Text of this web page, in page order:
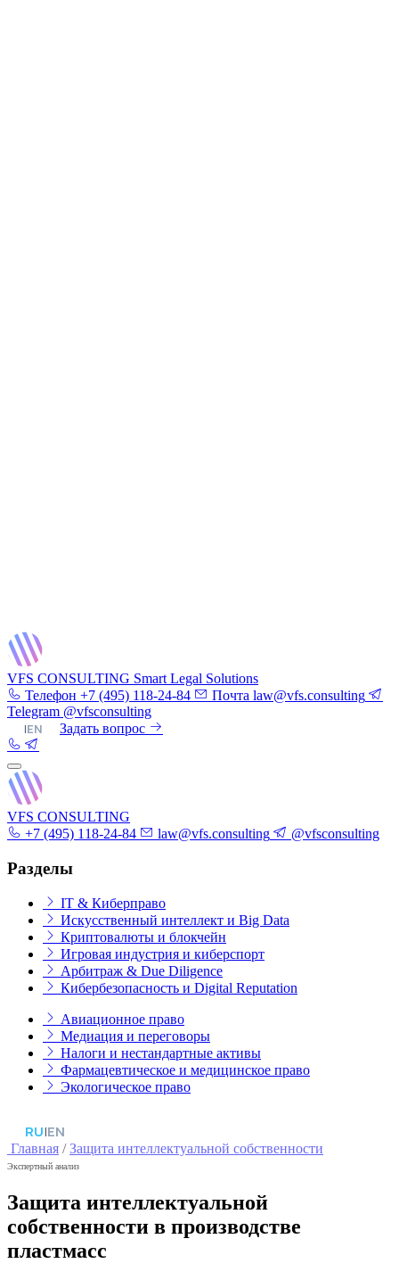
VFS CONSULTING Smart Legal Solutions
Телефон +7 (495) 118-24-84 Почта law@vfs.consulting
Telegram @vfsconsulting
|EN Задать вопрос
VFS CONSULTING
+7 (495) 118-24-84
law@vfs.consulting @vfsconsulting
Разделы
IT & Киберправо
Искусственный интеллект и Big Data
Криптовалюты и блокчейн
Игровая индустрия и киберспорт
Арбитраж & Due Diligence
Кибербезопасность и Digital Reputation
Авиационное право
Медиация и переговоры
Налоги и нестандартные активы
Фармацевтическое и медицинское право
Экологическое право
RU|EN
Главная /Защита интеллектуальной собственности
Экспертный анализ
Защита интеллектуальной
собственности в производстве
пластмасс